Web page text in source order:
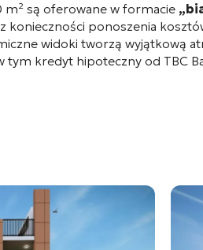
są oferowane w formacie
konieczności ponoszenia
widoki tworzą wyjątkową
tym kredyt hipoteczny od TBC